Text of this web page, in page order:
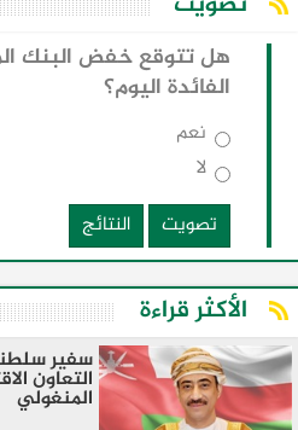
هل تتوقع خفض البنك
الفائدة اليوم؟
نعم
لا
تصويت
النتائج
الأكثر قراءة
سفير
التعاون
المنغولي ​